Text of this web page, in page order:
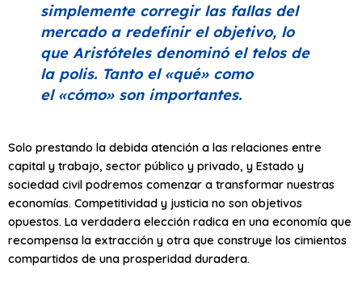
simplemente corregir las fallas del
mercado a redefinir el objetivo, lo
que Aristóteles denominó el telosde
la polis. Tanto el «qué»como
el «cómo»son importantes.
Solo prestando la debida atención a las relaciones entre
capital y trabajo, sector público y privado, y Estado y
sociedad civil podremos comenzar a transformar nuestras
economías. Competitividad y justicia no son objetivos
opuestos. La verdadera elección radica en una economía que
recompensa la extracción y otra que construye los cimientos
compartidos de una prosperidad duradera.